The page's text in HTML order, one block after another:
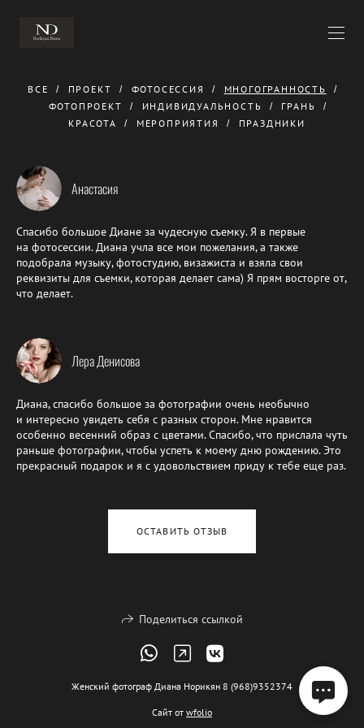
ВСЕ ПРОЕКТ ФОТОСЕССИЯ
МНОГОГРАННОСТЬ
ФОТОПРОЕКТ
ИНДИВИДУАЛЬНОСТЬ
ГРАНЬ
КРАСОТА
МЕРОПРИЯТИЯ ПРАЗДНИКИ
Анастасия
Спасибо большое Диане за чудесную съемку. Я в первые
на фотосессии. Диана учла все мои пожелания, а также
подобрала музыку, фотостудию, визажиста и взяла свои
реквизиты для съемки, которая делает сама) Я прям восторге от,
что делает.
Лера Денисова
Диана, спасибо большое за фотографии очень необычно
и интересно увидеть себя с разных сторон. Мне нравится
особенно весенний образ с цветами. Спасибо, что прислала чуть
раньше фотографии, чтобы успеть к моему дню рождению. Это
прекрасный подарок и я с удовольствием приду к тебе еще раз.
ОСТАВИТЬ ОТЗЫВ
Поделиться ссылкой
Женский фотограф Диана Норикян 8 (968)9352374
Сайт от wfolio